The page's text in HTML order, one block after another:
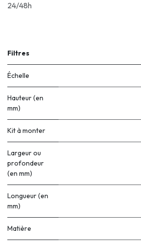
24/48h
Filtres
Échelle
Hauteur (en
mm)
Kit à monter
Largeur ou
profondeur
(en mm)
Longueur (en
mm)
Matière